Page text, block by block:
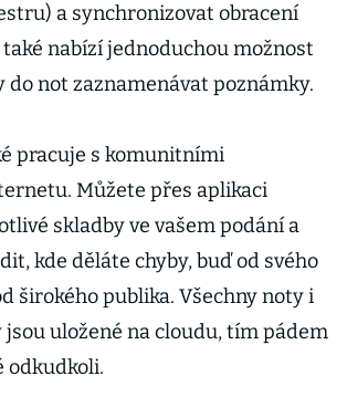
a synchronizovat obracení
nabízí jednoduchou možnost
do not zaznamenávat poznámky.
pracuje s komunitními
Můžete přes aplikaci
skladby ve vašem podání a
kde děláte chyby, buď od svého
širokého publika. Všechny noty i
jsou uložené na cloudu, tím pádem
odkudkoli.